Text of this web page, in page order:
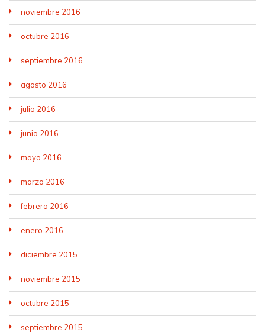
noviembre 2016
octubre 2016
septiembre 2016
agosto 2016
julio 2016
junio 2016
mayo 2016
marzo 2016
febrero 2016
enero 2016
diciembre 2015
noviembre 2015
octubre 2015
septiembre 2015